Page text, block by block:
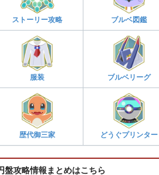
ストーリー攻略 ブルベ図鑑
服装 ブルベリーグ
歴代御三家 どうぐプリンター
盤攻略情報まとめはこちら